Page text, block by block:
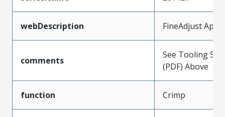
webDescription FineAdjust
comments
See Tooling
(PDF) Above
function Crimp